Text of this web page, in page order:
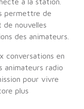
permettre de
nouvelles
des animateurs.
conversations en
animateurs radio
pour vivre
plus